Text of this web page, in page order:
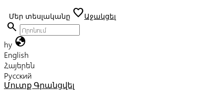
Մեր տեսլականը favoriteԱջակցել
search
hy globe
English
Հայերեն
Русский
Մուտք Գրանցվել